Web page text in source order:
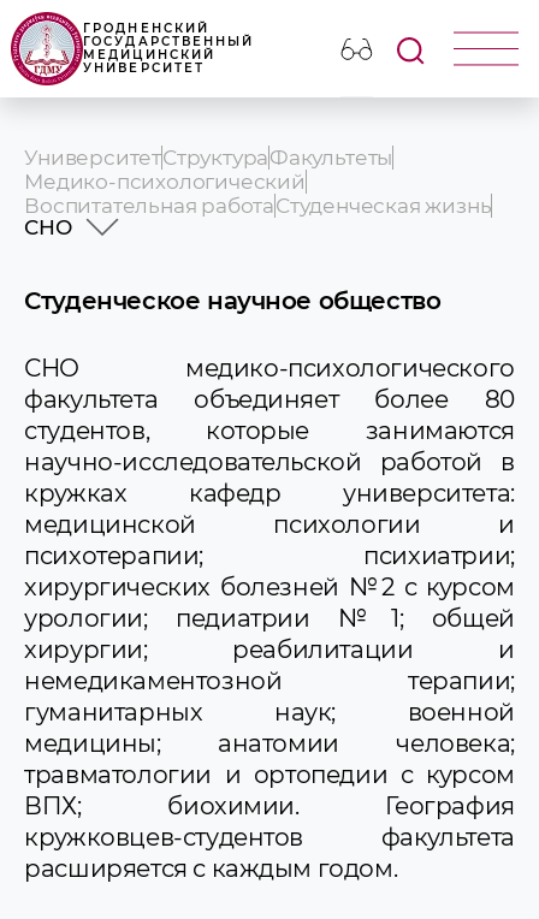
ГРОДНЕНСКИЙ
ГОСУДАРСТВЕННЫЙ
МЕДИЦИНСКИЙ
УНИВЕРСИТЕТ
УниверситетСтруктураФакультеты
Медико-психологический
Воспитательная работаСтуденческая жизнь
СНО
СНО
Профориентационная деятельность
Фотоархив мероприятий
Студенческое научное общество
СНО медико-психологического
факультета объединяет более 80
студентов, которые занимаются
научно-исследовательской работой в
кружках кафедр университета:
медицинской психологии и
психотерапии; психиатрии;
хирургических болезней №2 с курсом
урологии; педиатрии №1; общей
хирургии; реабилитации и
немедикаментозной терапии;
гуманитарных наук; военной
медицины; анатомии человека;
травматологии и ортопедии с курсом
ВПХ; биохимии. География
кружковцев-студентов факультета
расширяется с каждым годом.